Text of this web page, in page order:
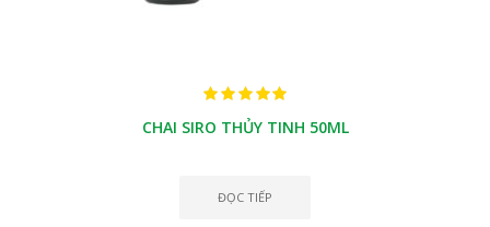
CHAI SIRO THỦY TINH 50ML
ĐỌC TIẾP